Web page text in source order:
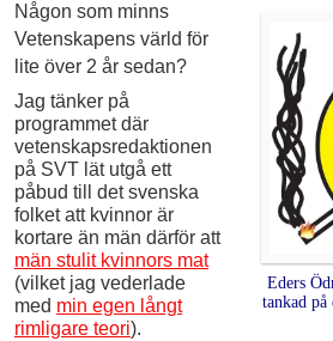
Eders
tankad
Någon som minns
Vetenskapens värld för
lite över 2 år sedan?
Jag tänker på
programmet där
vetenskaps­redaktionen
på SVT lät utgå ett
påbud till det svenska
folket att kvinnor är
kortare än män därför att
män stulit kvinnors mat
(vilket jag vederlade
med min egen långt
rimligare teori).